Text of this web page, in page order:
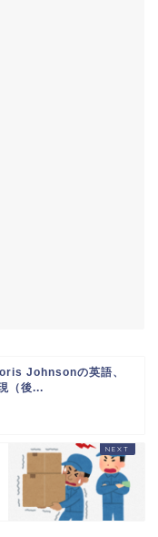
Johnsonの英語、
（後...